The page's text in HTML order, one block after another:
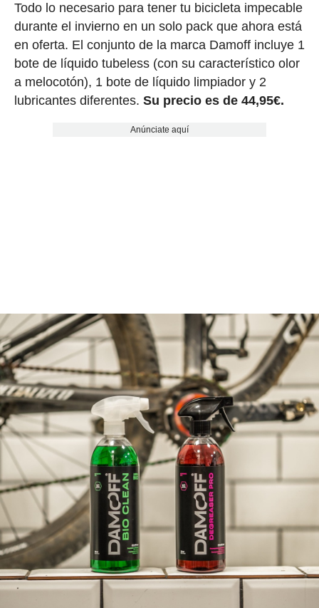
Todo lo necesario para tener tu bicicleta impecable
durante el invierno en un solo pack que ahora está
en oferta. El conjunto de la marca Damoff incluye 1
bote de líquido tubeless (con su característico olor
a melocotón), 1 bote de líquido limpiador y 2
lubricantes diferentes. Su precio es de 44,95€.
Anúnciate aquí